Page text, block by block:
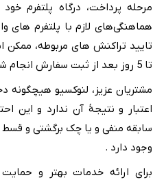
مرحله پرداخت، درگاه پلتفرم
هماهنگی‌های لازم با پلتفرم های
تایید تراکنش های مربوطه، ممکن
تا 5 روز بعد از ثبت سفارش انجام شود.
مشتریان عزیز، لنوکسیو هیچگونه
اعتبار و نتیجۀ آن ندارد و این
سابقه منفی و یا چک برگشتی و
وجود دارد .
برای ارائه خدمات بهتر و